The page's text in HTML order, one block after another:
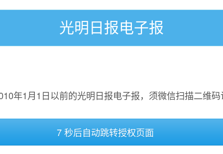
光明日报电子报
年1月1日以前的光明日报电子报，须微信扫描二维
7 秒后自动跳转授权页面